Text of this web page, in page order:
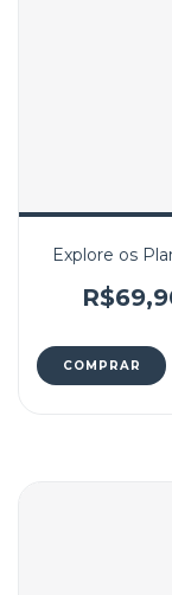
Explore os